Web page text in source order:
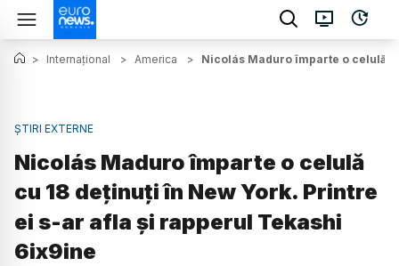
> Internațional > America > Nicolás Maduro împarte o celulă
ȘTIRI EXTERNE
Nicolás Maduro împarte o celulă
cu 18 deținuți în New York. Printre
ei s-ar afla și rapperul Tekashi
6ix9ine